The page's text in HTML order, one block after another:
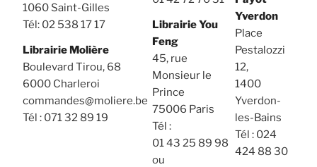
1060 Saint-Gilles
Tél: 02 538 17 17
Librairie Molière
Boulevard Tirou, 68
6000 Charleroi
commandes@moliere.be
Tél : 071 32 89 19
Librairie You
Feng
45, rue
Monsieur le
Prince
75006 Paris
Tél :
01 43 25 89 98
ou
Yverdon
Place
Pestalozzi
12,
1400
Yverdon-
les-Bains
Tél : 024
424 88 30